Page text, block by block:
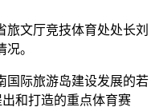
文厅竞技体育处处长刘
。
际旅游岛建设发展的若
和打造的重点体育赛